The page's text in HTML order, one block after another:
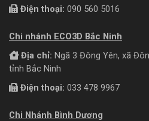
Điện thoại: 090 560 5016
Chi nhánh ECO3D Bắc Ninh
Địa chỉ: Ngã 3 Đông Yên, xã
tỉnh Bắc Ninh
Điện thoại: 033 478 9967
Chi Nhánh Bình Dương